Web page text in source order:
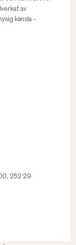
av
känsla -
252 29